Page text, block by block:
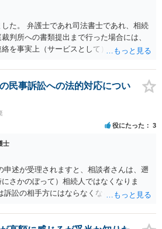
た。 弁護士であれ司法書士であれ、相続
判所への書類提出まで行った場合には、
を事実上（サービスとして）行うことは
た。
民事訴訟への法的対応につい
役にたった 3
士
申述が受理されますと、相談者さんは、遡
さかのぼって）相続人ではなくなりま
訴訟の相手方にはならなくなるので（明け
、コピーを答弁書に添えて裁判所に提出